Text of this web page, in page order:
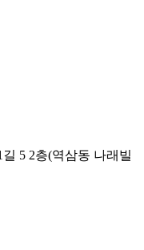
5 2층(역삼동 나래빌